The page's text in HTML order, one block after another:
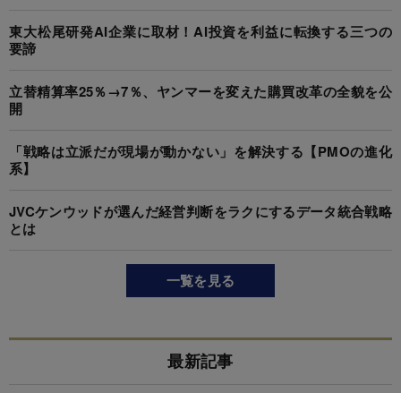
東大松尾研発AI企業に取材！AI投資を利益に転換する三つの
要諦
立替精算率25％→7％、ヤンマーを変えた購買改革の全貌を公
開
「戦略は立派だが現場が動かない」を解決する【PMOの進化
系】
JVCケンウッドが選んだ経営判断をラクにするデータ統合戦略
とは
一覧を見る
最新記事